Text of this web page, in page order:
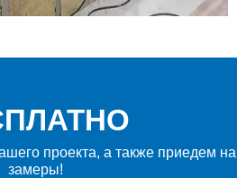
проекта, а также приедем на
замеры!